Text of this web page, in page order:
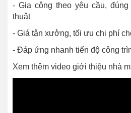
- Gia công theo yêu cầu,
thuật
- Giá tận xưởng, tối ưu chi phí
- Đáp ứng nhanh tiến độ công
Xem thêm video giới thiệu nhà